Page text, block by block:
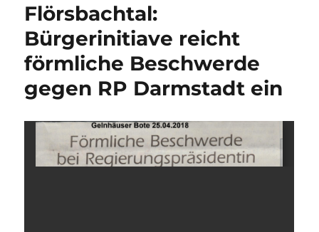
Flörsbachtal:
Bürgerinitiave reicht
förmliche Beschwerde
gegen RP Darmstadt ein